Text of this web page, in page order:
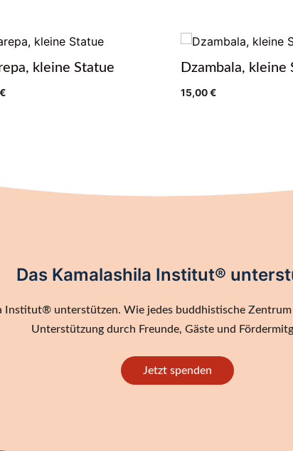
kleine Statue
€
Dzambala, kleine
15,00€
Das Kamalashila Institut®
Institut® unterstützen. Wie jedes buddhistische
Unterstützung durch Freunde, Gäste und
Jetzt spenden